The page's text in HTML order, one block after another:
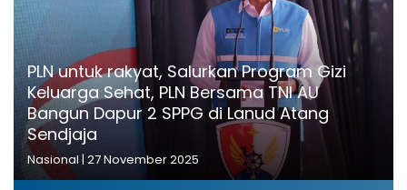
PLN untuk rakyat, Salurkan Program Gizi
Keluarga Sehat, PLN Bersama TNI AU
Bangun Dapur 2 SPPG di Lanud Atang
Sendjaja
Nasional | 27 November 2025